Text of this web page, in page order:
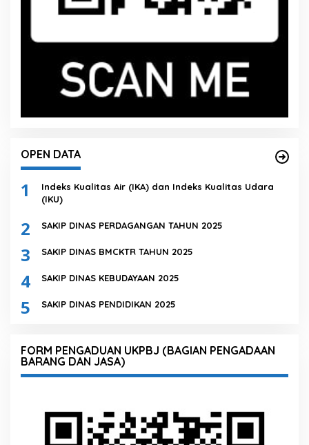
OPEN DATA
1
Indeks Kualitas Air (IKA) dan Indeks Kualitas Udara
(IKU)
2 SAKIP DINAS PERDAGANGAN TAHUN 2025
3 SAKIP DINAS BMCKTR TAHUN 2025
4 SAKIP DINAS KEBUDAYAAN 2025
5 SAKIP DINAS PENDIDIKAN 2025
FORM PENGADUAN UKPBJ (BAGIAN PENGADAAN
BARANG DAN JASA)